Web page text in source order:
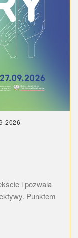
2026
i pozwala
Punktem